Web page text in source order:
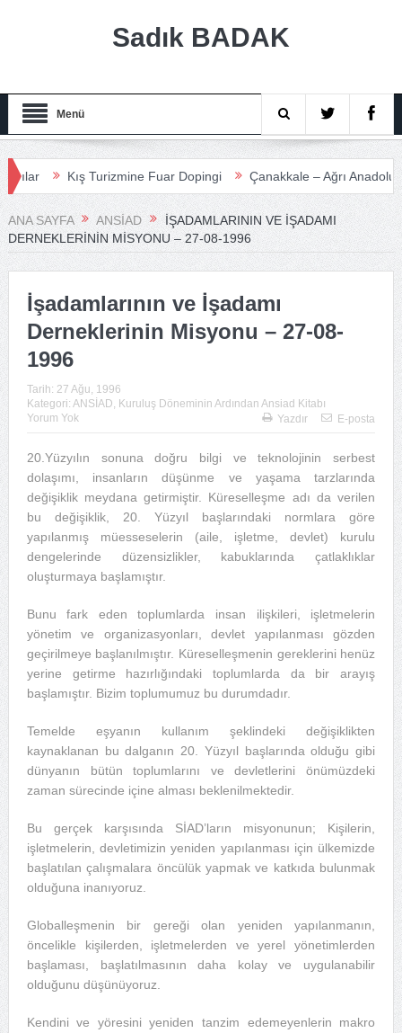
Sadık BADAK
Menü
Kış Turizmine Fuar Dopingi Çanakkale – Ağrı Anadolu
ANA SAYFA ANSİAD
İŞADAMLARININ VE İŞADAMI
DERNEKLERININ MISYONU – 27-08-1996
İşadamlarının ve İşadamı
Derneklerinin Misyonu – 27-08-
1996
Tarih: 27 Ağu, 1996
Kategori: ANSİAD Kuruluş Döneminin Ardından Ansiad Kitabı
Yorum Yok
Yazdır E-posta
20.Yüzyılın sonuna doğru bilgi ve teknolojinin serbest
dolaşımı, insanların düşünme ve yaşama tarzlarında
değişiklik meydana getirmiştir. Küreselleşme adı da verilen
bu değişiklik, 20. Yüzyıl başlarındaki normlara göre
yapılanmış müesseselerin (aile, işletme, devlet) kurulu
dengelerinde düzensizlikler, kabuklarında çatlaklıklar
oluşturmaya başlamıştır.
Bunu fark eden toplumlarda insan ilişkileri, işletmelerin
yönetim ve organizasyonları, devlet yapılanması gözden
geçirilmeye başlanılmıştır. Küreselleşmenin gereklerini henüz
yerine getirme hazırlığındaki toplumlarda da bir arayış
başlamıştır. Bizim toplumumuz bu durumdadır.
Temelde eşyanın kullanım şeklindeki değişiklikten
kaynaklanan bu dalganın 20. Yüzyıl başlarında olduğu gibi
dünyanın bütün toplumlarını ve devletlerini önümüzdeki
zaman sürecinde içine alması beklenilmektedir.
Bu gerçek karşısında SİAD’ların misyonunun; Kişilerin,
işletmelerin, devletimizin yeniden yapılanması için ülkemizde
başlatılan çalışmalara öncülük yapmak ve katkıda bulunmak
olduğuna inanıyoruz.
Globalleşmenin bir gereği olan yeniden yapılanmanın,
öncelikle kişilerden, işletmelerden ve yerel yönetimlerden
başlaması, başlatılmasının daha kolay ve uygulanabilir
olduğunu düşünüyoruz.
Kendini ve yöresini yeniden tanzim edemeyenlerin makro